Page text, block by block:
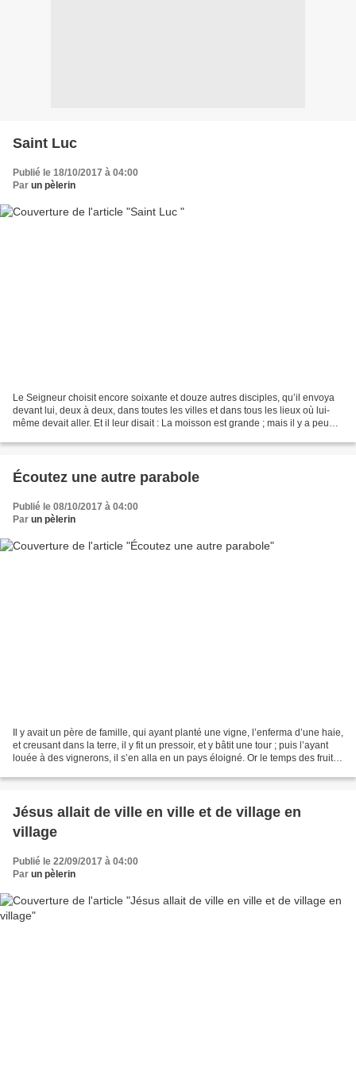
Saint Luc
Publié le 18/10/2017 à 04:00
Par un pèlerin
Le Seigneur choisit encore soixante et douze autres disciples, qu’il envoya
devant lui, deux à deux, dans toutes les villes et dans tous les lieux où lui-
même devait aller. Et il leur disait : La moisson est grande ; mais il y a peu
Écoutez une autre parabole
Publié le 08/10/2017 à 04:00
Par un pèlerin
Il y avait un père de famille, qui ayant planté une vigne, l’enferma d’une haie,
et creusant dans la terre, il y fit un pressoir, et y bâtit une tour ; puis l’ayant
louée à des vignerons, il s’en alla en un pays éloigné. Or le temps des fruits
Jésus allait de ville en ville et de village en
village
Publié le 22/09/2017 à 04:00
Par un pèlerin